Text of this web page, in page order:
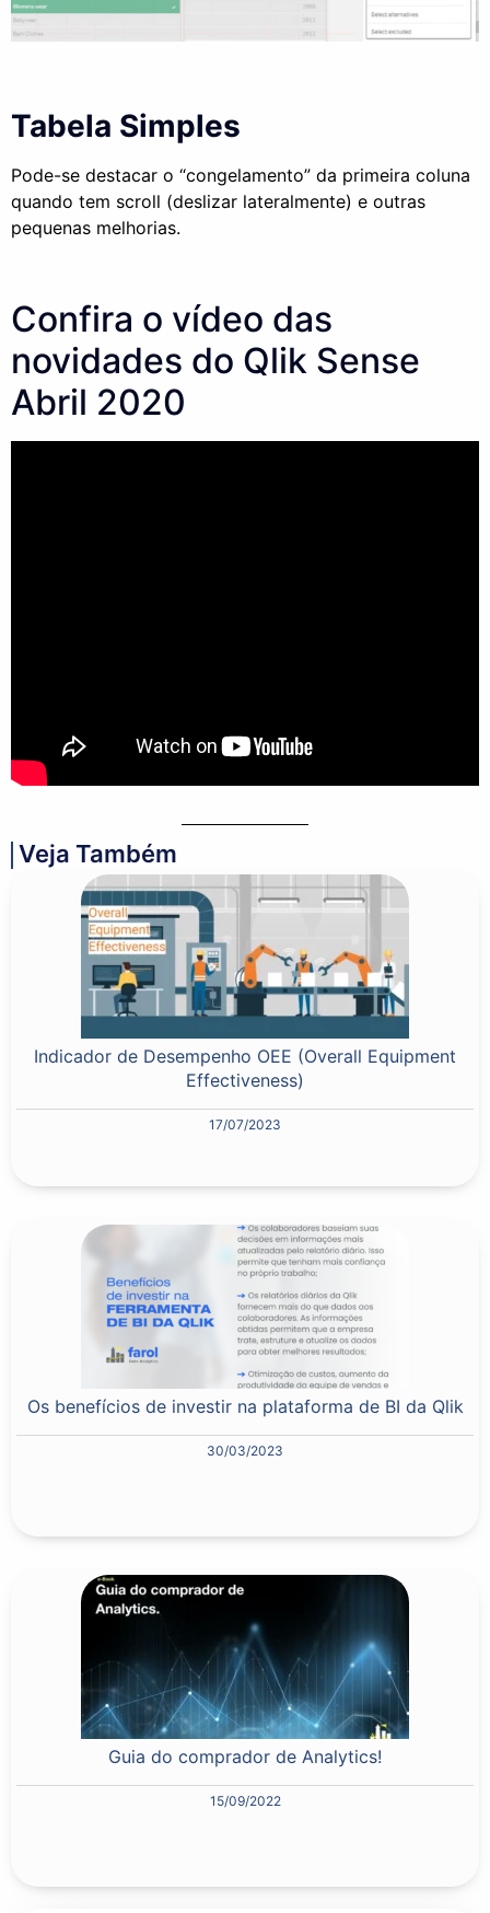
Tabela Simples
Pode-se destacar o “congelamento” da primeira coluna
quando tem scroll (deslizar lateralmente) e outras
pequenas melhorias.
Confira o vídeo das
novidades do Qlik Sense
Abril 2020
Veja Também
Indicador de Desempenho OEE (Overall Equipment
Effectiveness)
17/07/2023
Os benefícios de investir na plataforma de BI da Qlik
30/03/2023
Guia do comprador de Analytics!
15/09/2022